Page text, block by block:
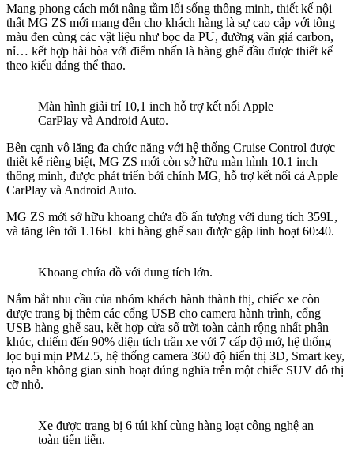
Mang phong cách mới nâng tầm lối sống thông minh, thiết kế nội
thất MG ZS mới mang đến cho khách hàng là sự cao cấp với tông
màu đen cùng các vật liệu như bọc da PU, đường vân giả carbon,
nỉ… kết hợp hài hòa với điểm nhấn là hàng ghế đầu được thiết kế
theo kiểu dáng thể thao.
Màn hình giải trí 10,1 inch hỗ trợ kết nối Apple
CarPlay và Android Auto.
Bên cạnh vô lăng đa chức năng với hệ thống Cruise Control được
thiết kế riêng biệt, MG ZS mới còn sở hữu màn hình 10.1 inch
thông minh, được phát triển bởi chính MG, hỗ trợ kết nối cả Apple
CarPlay và Android Auto.
MG ZS mới sở hữu khoang chứa đồ ấn tượng với dung tích 359L,
và tăng lên tới 1.166L khi hàng ghế sau được gập linh hoạt 60:40.
Khoang chứa đồ với dung tích lớn.
Nắm bắt nhu cầu của nhóm khách hành thành thị, chiếc xe còn
được trang bị thêm các cổng USB cho camera hành trình, cổng
USB hàng ghế sau, kết hợp cửa sổ trời toàn cảnh rộng nhất phân
khúc, chiếm đến 90% diện tích trần xe với 7 cấp độ mở, hệ thống
lọc bụi mịn PM2.5, hệ thống camera 360 độ hiển thị 3D, Smart key,
tạo nên không gian sinh hoạt đúng nghĩa trên một chiếc SUV đô thị
cỡ nhỏ.
Xe được trang bị 6 túi khí cùng hàng loạt công nghệ an
toàn tiến tiến.